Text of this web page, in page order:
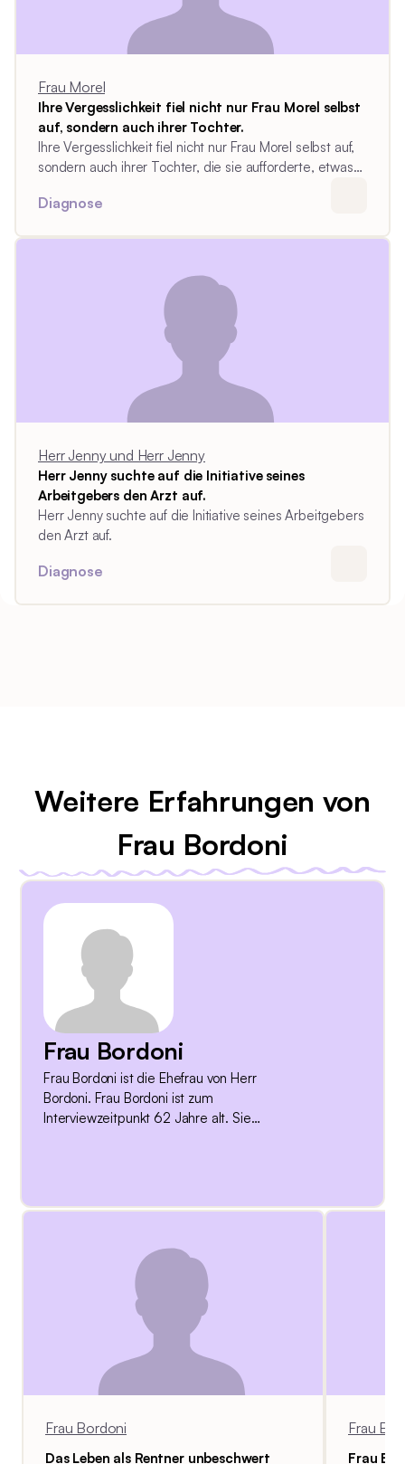
Frau Morel
Ihre Vergesslichkeit fiel nicht nur Frau Morel selbst
auf, sondern auch ihrer Tochter.
Ihre Vergesslichkeit fiel nicht nur Frau Morel selbst auf,
sondern auch ihrer Tochter, die sie aufforderte, etwas
Diagnose
Herr Jenny und Herr Jenny
Herr Jenny suchte auf die Initiative seines
Arbeitgebers den Arzt auf.
Herr Jenny suchte auf die Initiative seines Arbeitgebers
den Arzt auf.
Diagnose
Weitere Erfahrungen von
Frau Bordoni
Frau Bordoni
Frau Bordoni ist die Ehefrau von Herr
Bordoni. Frau Bordoni ist zum
Interviewzeitpunkt 62 Jahre alt. Sie
über die Krankheit zu informieren und
Frau Bordoni
Das Leben als Rentner unbeschwert
Frau
Frau